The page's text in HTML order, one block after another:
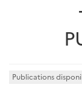
Publications